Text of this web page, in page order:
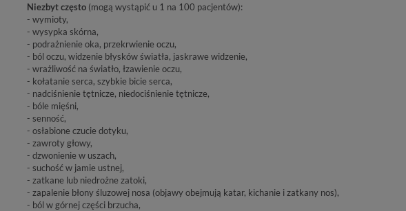
Niezbyt często (mogą wystąpić u 1 na 100 pacjentów):
- wymioty,
- wysypka skórna,
- podrażnienie oka, przekrwienie oczu,
- ból oczu, widzenie błysków światła, jaskrawe widzenie,
- wrażliwość na światło, łzawienie oczu,
- kołatanie serca, szybkie bicie serca,
- nadciśnienie tętnicze, niedociśnienie tętnicze,
- bóle mięśni,
- senność,
- osłabione czucie dotyku,
- zawroty głowy,
- dzwonienie w uszach,
- suchość w jamie ustnej,
- zatkane lub niedrożne zatoki,
- zapalenie błony śluzowej nosa (objawy obejmują katar, kichanie i zatkany nos),
- ból w górnej części brzucha,